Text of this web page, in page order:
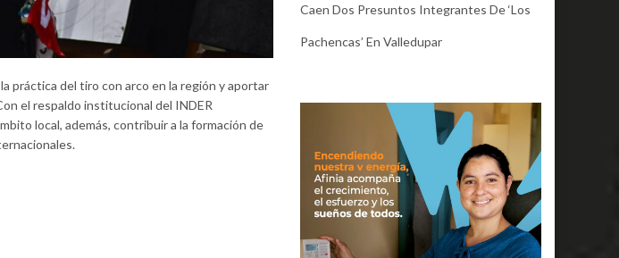
práctica del tiro con arco en la región y aportar
el respaldo institucional del INDER
local, además, contribuir a la formación de
Caen Dos Presuntos Integrantes De ‘Los
Pachencas’ En Valledupar